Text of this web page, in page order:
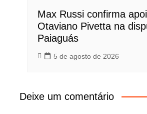
Max Russi confirma
Otaviano Pivetta na
Paiaguás
5 de agosto de 2026
Deixe um comentário